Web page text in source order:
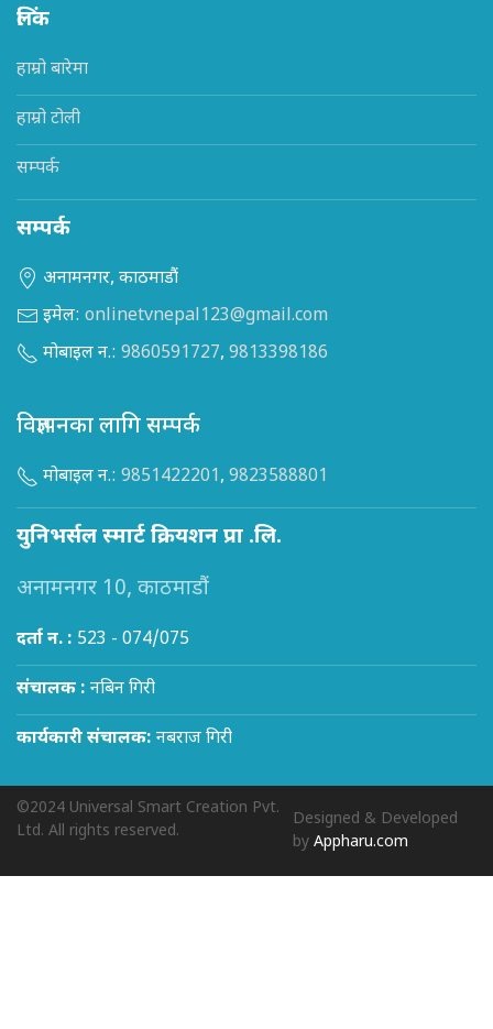
लिंक
हाम्रो बारेमा
हाम्रो टोली
सम्पर्क
सम्पर्क
अनामनगर, काठमाडौं
इमेल: onlinetvnepal123@gmail.com
मोबाइल न.: 9860591727, 9813398186
विज्ञापनका लागि सम्पर्क
मोबाइल न.: 9851422201, 9823588801
युनिभर्सल स्मार्ट क्रियशन प्रा .लि.
अनामनगर 10, काठमाडौं
दर्ता न. : 523 - 074/075
संचालक : नबिन गिरी
कार्यकारी संचालक: नबराज गिरी
©2024 Universal Smart Creation Pvt.
Ltd. All rights reserved.
Designed & Developed
byAppharu.com